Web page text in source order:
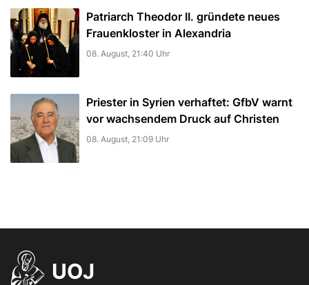
Patriarch Theodor II. gründete neues
Frauenkloster in Alexandria
08. August, 21:40 Uhr
Priester in Syrien verhaftet: GfbV warnt
vor wachsendem Druck auf Christen
08. August, 21:09 Uhr
UOJ